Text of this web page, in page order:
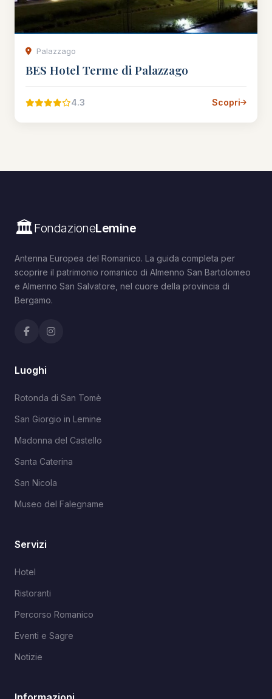
Palazzago
BES Hotel Terme di Palazzago
4.3 Scopri
🏛️FondazioneLemine
Antenna Europea del Romanico. La guida completa per
scoprire il patrimonio romanico di Almenno San Bartolomeo
e Almenno San Salvatore, nel cuore della provincia di
Bergamo.
Luoghi
Rotonda di San Tomè
San Giorgio in Lemine
Madonna del Castello
Santa Caterina
San Nicola
Museo del Falegname
Servizi
Hotel
Ristoranti
Percorso Romanico
Eventi e Sagre
Notizie